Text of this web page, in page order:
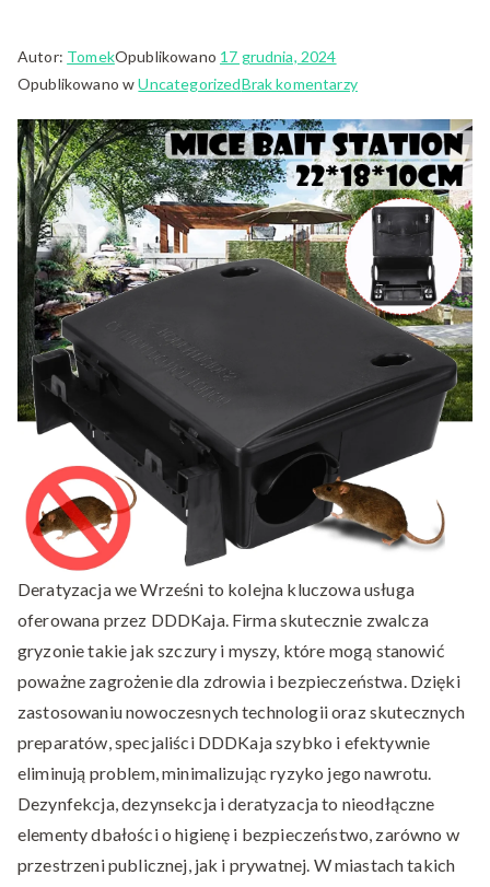
Autor: TomekOpublikowano 17 grudnia, 2024
Opublikowano wUncategorizedBrak komentarzydo
Usługi
Dezynfekcji
i
Dezynsekcji:
Gwarancja
Skuteczności
Deratyzacja we Wrześni to kolejna kluczowa usługa
oferowana przez DDDKaja. Firma skutecznie zwalcza
gryzonie takie jak szczury i myszy, które mogą stanowić
poważne zagrożenie dla zdrowia i bezpieczeństwa. Dzięki
zastosowaniu nowoczesnych technologii oraz skutecznych
preparatów, specjaliści DDDKaja szybko i efektywnie
eliminują problem, minimalizując ryzyko jego nawrotu.
Dezynfekcja, dezynsekcja i deratyzacja to nieodłączne
elementy dbałości o higienę i bezpieczeństwo, zarówno w
przestrzeni publicznej, jak i prywatnej. W miastach takich